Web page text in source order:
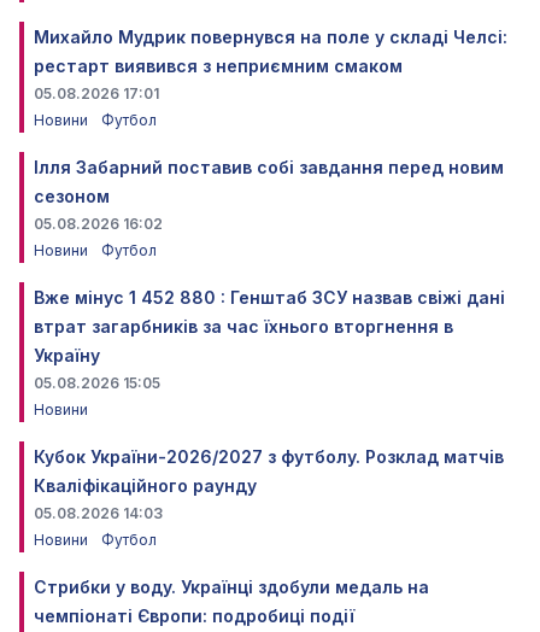
Михайло Мудрик повернувся на поле у складі Челсі:
рестарт виявився з неприємним смаком
05.08.2026 17:01
Новини
Футбол
Ілля Забарний поставив собі завдання перед новим
сезоном
05.08.2026 16:02
Новини
Футбол
Вже мінус 1 452 880 : Генштаб ЗСУ назвав свіжі дані
втрат загарбників за час їхнього вторгнення в
Україну
05.08.2026 15:05
Новини
Кубок України-2026/2027 з футболу. Розклад матчів
Кваліфікаційного раунду
05.08.2026 14:03
Новини
Футбол
Стрибки у воду. Українці здобули медаль на
чемпіонаті Європи: подробиці події